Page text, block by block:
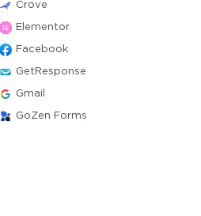
Crove
Elementor
Facebook
GetResponse
Gmail
GoZen Forms